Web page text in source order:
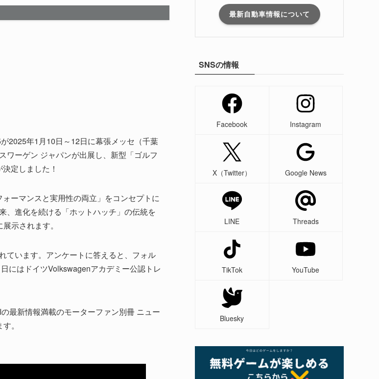
2025年1月10日～12日に幕張メッセ（千葉
ワーゲン ジャパンが出展し、新型「ゴルフ
定しました！
ーマンスと実用性の両立」をコンセプトに
、進化を続ける「ホットハッチ」の伝統を
示されます。
ています。アンケートに答えると、フォル
にはドイツVolkswagenアカデミー公認トレ
最新情報満載のモーターファン別冊 ニュー
。
最新自動車情報について
SNSの情報
Facebook Instagram
X（Twitter） Google News
LINE Threads
TikTok YouTube
Bluesky